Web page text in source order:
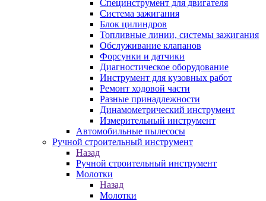
Специнструмент для двигателя
Система зажигания
Блок цилиндров
Топливные линии, системы зажигания
Обслуживание клапанов
Форсунки и датчики
Диагностическое оборудование
Инструмент для кузовных работ
Ремонт ходовой части
Разные принадлежности
Динамометрический инструмент
Измерительный инструмент
Автомобильные пылесосы
Ручной строительный инструмент
Назад
Ручной строительный инструмент
Молотки
Назад
Молотки